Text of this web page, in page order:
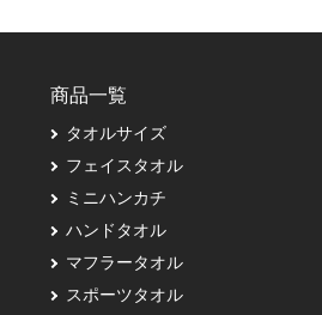
商品一覧
タオルサイズ
フェイスタオル
ミニハンカチ
ハンドタオル
マフラータオル
スポーツタオル